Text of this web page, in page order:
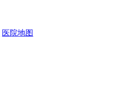
医院地图